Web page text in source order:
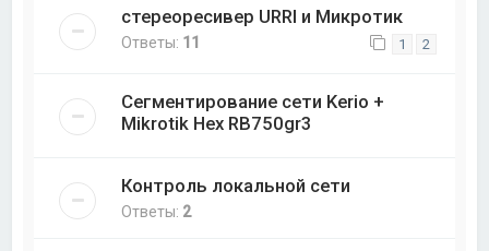
стереоресивер URRI и Микротик
Ответы: 11 1 2
Сегментирование сети Kerio +
Mikrotik Hex RB750gr3
Контроль локальной сети
Ответы: 2